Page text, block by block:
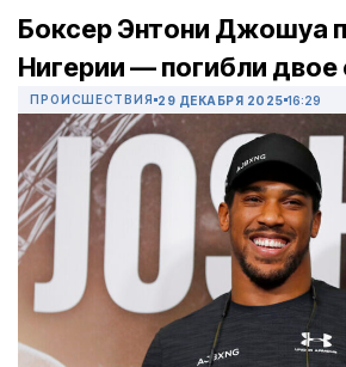
Боксер Энтони Джошуа
Нигерии — погибли двое
ПРОИСШЕСТВИЯ 29 ДЕКАБРЯ 2025 16:29